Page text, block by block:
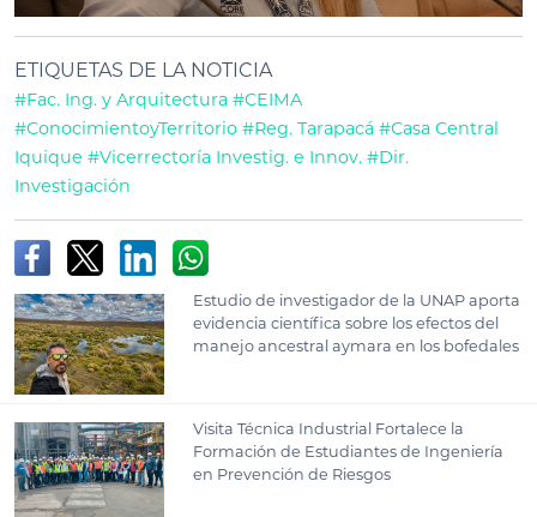
ETIQUETAS DE LA NOTICIA
#Fac. Ing. y Arquitectura #CEIMA
#ConocimientoyTerritorio #Reg. Tarapacá #Casa Central
Iquique #Vicerrectoría Investig. e Innov. #Dir.
Investigación
Estudio de investigador de la UNAP aporta
evidencia científica sobre los efectos del
manejo ancestral aymara en los bofedales
Visita Técnica Industrial Fortalece la
Formación de Estudiantes de Ingeniería
en Prevención de Riesgos